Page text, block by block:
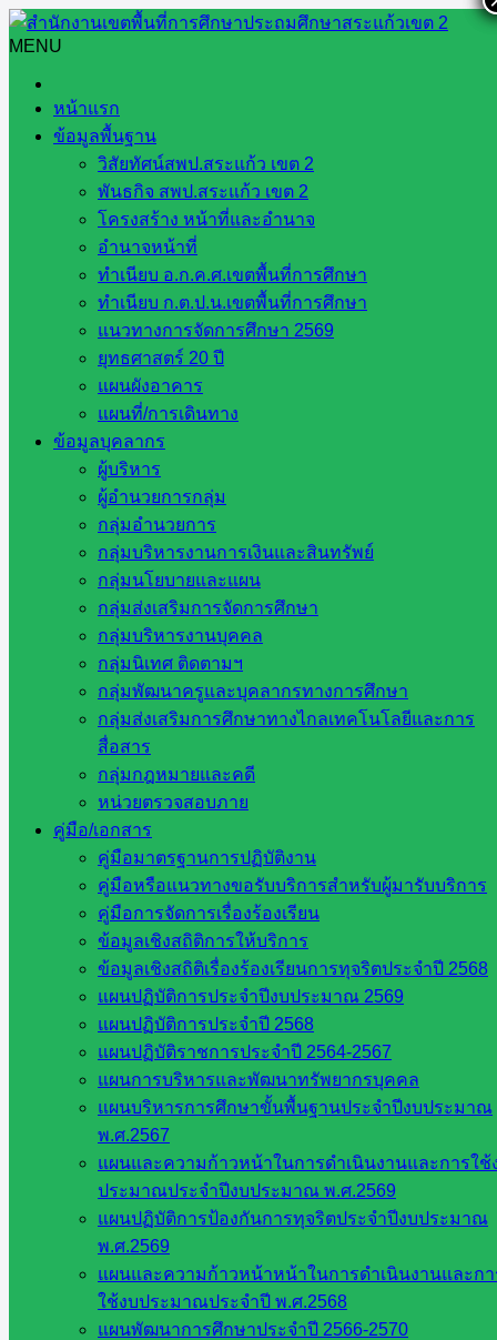
Skip
to
content
MENU
หน้าแรก
ข้อมูลพื้นฐาน
วิสัยทัศน์สพป.สระแก้ว เขต 2
พันธกิจ สพป.สระแก้ว เขต 2
โครงสร้าง หน้าที่และอำนาจ
อำนาจหน้าที่
ทำเนียบ อ.ก.ค.ศ.เขตพื้นที่การศึกษา
ทำเนียบ ก.ต.ป.น.เขตพื้นที่การศึกษา
แนวทางการจัดการศึกษา 2569
ยุทธศาสตร์ 20 ปี
แผนผังอาคาร
แผนที่/การเดินทาง
ข้อมูลบุคลากร
ผู้บริหาร
ผู้อำนวยการกลุ่ม
กลุ่มอำนวยการ
กลุ่มบริหารงานการเงินและสินทรัพย์
กลุ่มนโยบายและแผน
กลุ่มส่งเสริมการจัดการศึกษา
กลุ่มบริหารงานบุคคล
กลุ่มนิเทศ ติดตามฯ
กลุ่มพัฒนาครูและบุคลากรทางการศึกษา
กลุ่มส่งเสริมการศึกษาทางไกลเทคโนโลยีและการ
สื่อสาร
กลุ่มกฎหมายและคดี
หน่วยตรวจสอบภาย
คู่มือ/เอกสาร
คู่มือมาตรฐานการปฏิบัติงาน
คู่มือหรือแนวทางขอรับบริการสำหรับผู้มารับบริการ
คู่มือการจัดการเรื่องร้องเรียน
ข้อมูลเชิงสถิติการให้บริการ
ข้อมูลเชิงสถิติเรื่องร้องเรียนการทุจริตประจำปี 2568
แผนปฏิบัติการประจำปีงบประมาณ 2569
แผนปฏิบัติการประจำปี 2568
แผนปฏิบัติราชการประจำปี 2564-2567
แผนการบริหารและพัฒนาทรัพยากรบุคคล
แผนบริหารการศึกษาขั้นพื้นฐานประจำปีงบประมาณ
พ.ศ.2567
แผนและความก้าวหน้าในการดำเนินงานและการใช้
ประมาณประจำปีงบประมาณ พ.ศ.2569
แผนปฏิบัติการป้องกันการทุจริตประจำปีงบประมาณ
พ.ศ.2569
แผนและความก้าวหน้าหน้าในการดำเนินงานและก
ใช้งบประมาณประจำปี พ.ศ.2568
แผนพัฒนาการศึกษาประจำปี 2566-2570
Search
กลุ่มนิเทศติดตามฯ
กลุ่มนิเทศติดตามฯ
การนิเทศติดตามการจัดการเรียนการสอน
และประเมินการเตรียมความพร้อมและ
พัฒนาอย่างเข้ม
กรกฎาคม 23, 2026 กลุ่มนิเทศติดตามฯ
ประชาสัมพันธ์
การนิเทศติดตามการจัดการเรียนการสอน
และประเมินการเตรียมความพร้อมและ
พัฒนาอย่างเข้ม
กรกฎาคม 23, 2026 กลุ่มนิเทศติดตามฯ,วารสาร
ประชาสัมพันธ์
โครงการส่งเสริมและพัฒนาการพูด อ่าน
เขียน ภาษาไทยประจำปีการศึกษา ๒๕๖๙
กรกฎาคม 21, 2026กรกฎาคม 21, 2026
วารสาร ประชาสัมพันธ์
การประชุมเชิงปฏิบัติการพัฒนาทักษะการ
ใช้ระบบสารสนเทศ Q-Info (Quality
learning Information System) สถานศึกษา
นำร่องพื้นที่นวัตกรรมการศึกษาในสังกัด
(สำหรับผู้ดูแลระบบ) ด้วยระบบออนไลน์
กรกฎาคม 21, 2026กรกฎาคม 21, 2026
กลุ่มนิเทศติด
วารสาร ประชาสัมพันธ์